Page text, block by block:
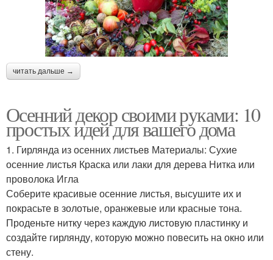
читать дальше →
Осенний декор своими руками: 10
простых идей для вашего дома
1. Гирлянда из осенних листьев Материалы: Сухие
осенние листья Краска или лаки для дерева Нитка или
проволока Игла
Соберите красивые осенние листья, высушите их и
покрасьте в золотые, оранжевые или красные тона.
Проденьте нитку через каждую листовую пластинку и
создайте гирлянду, которую можно повесить на окно или
стену.